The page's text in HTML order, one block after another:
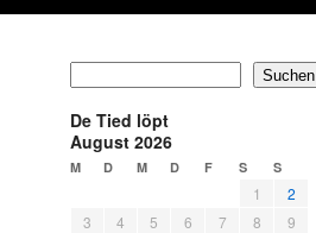
Suchen
De Tied löpt
August 2026
M D M D F S S
1
2
3
4 5 6 7 8
9